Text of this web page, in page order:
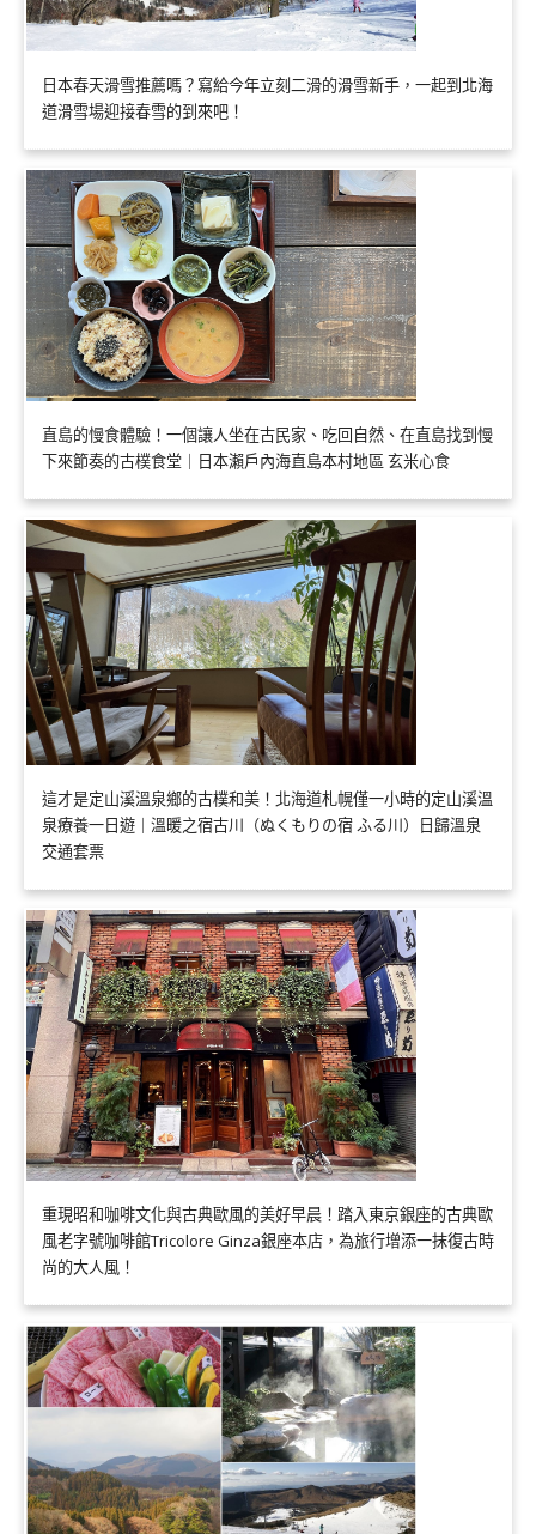
日本春天滑雪推薦嗎？寫給今年立刻二滑的滑雪新手，一起到北海
道滑雪場迎接春雪的到來吧！
直島的慢食體驗！一個讓人坐在古民家、吃回自然、在直島找到慢
下來節奏的古樸食堂｜日本瀨戶內海直島本村地區 玄米心食
這才是定山溪溫泉鄉的古樸和美！北海道札幌僅一小時的定山溪溫
泉療養一日遊｜溫暖之宿古川（ぬくもりの宿 ふる川）日歸溫泉
交通套票
重現昭和咖啡文化與古典歐風的美好早晨！踏入東京銀座的古典歐
風老字號咖啡館Tricolore Ginza銀座本店，為旅行增添一抹復古時
尚的大人風！